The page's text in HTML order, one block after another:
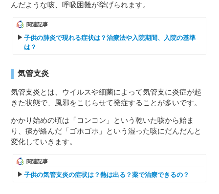
んだような咳、呼吸困難が挙げられます。
関連記事
子供の肺炎で現れる症状は？治療法や入院期間、入院の基準
は？
気管支炎
気管支炎とは、ウイルスや細菌によって気管支に炎症が起
きた状態で、風邪をこじらせて発症することが多いです。
かかり始めの頃は「コンコン」という乾いた咳から始ま
り、痰が絡んだ「ゴホゴホ」という湿った咳にだんだんと
変化していきます。
関連記事
子供の気管支炎の症状は？熱は出る？薬で治療できるの？